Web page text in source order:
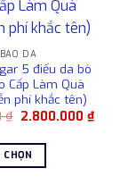
chọn
trên
trang
sản
phẩm
BAO DA
5 điếu da bò
Cấp Làm Quà
phí khắc tên)
₫ Giá
3.200.000 ₫.
2.800.000 ₫Giá
hiện
CHỌN